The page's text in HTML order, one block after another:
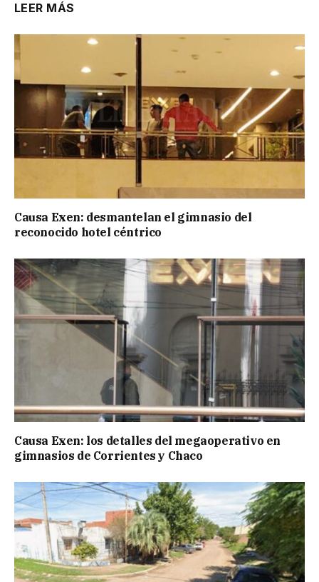
LEER MÁS
Causa Exen: desmantelan el gimnasio del
reconocido hotel céntrico
Causa Exen: los detalles del megaoperativo en
gimnasios de Corrientes y Chaco